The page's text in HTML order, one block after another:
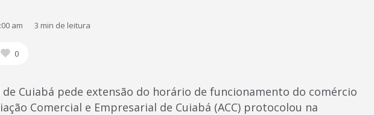
am
3 min de leitura
0
de Cuiabá pede extensão do horário de funcionamento do comércio
Comercial e Empresarial de Cuiabá (ACC) protocolou na